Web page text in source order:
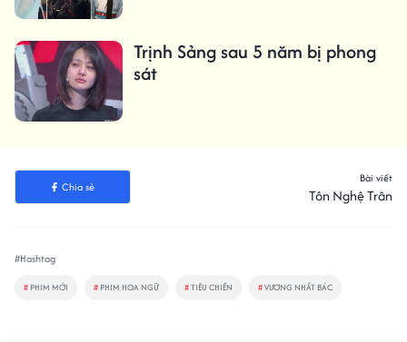
Trịnh Sảng sau 5 năm bị phong
sát
Chia sẻ
Bài viết
Tôn Nghệ Trân
#Hashtag
# PHIM MỚI # PHIM HOA NGỮ #TIÊU CHIẾN #VƯƠNG NHẤT BÁC